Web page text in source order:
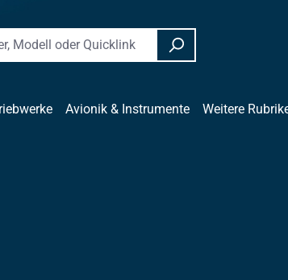
Avionik & Instrumente Weitere